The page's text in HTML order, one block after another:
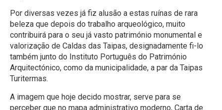
Por diversas vezes já fiz alusão a estas ruínas de rara
beleza que depois do trabalho arqueológico, muito
contribuirá para o seu já vasto património monumental e
valorização de Caldas das Taipas, designadamente fi-lo
também junto do Instituto Português do Património
Arquitectónico, como da municipalidade, a par da Taipas
Turitermas.
A imagem que hoje decido mostrar, serve para se
perceber que no mapa administrativo moderno, Carta de